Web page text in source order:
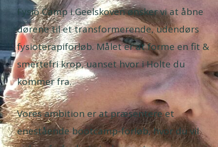
Fysio Camp i Geelskoven ønsker vi at åbne
dørene til et transformerende, udendørs
fysioterapiforløb. Målet er at forme en fit &
smertefri krop, uanset hvor i Holte du
kommer fra.
Vores ambition er at præsentere et
enestående bootcamp-forløb, hvor du vil